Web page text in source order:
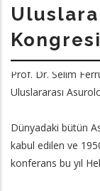
Sosyal ve Beşeri
Prof. Dr. Selim
Uluslararası
Dünyadaki bütün
kabul edilen ve
konferans bu yıl